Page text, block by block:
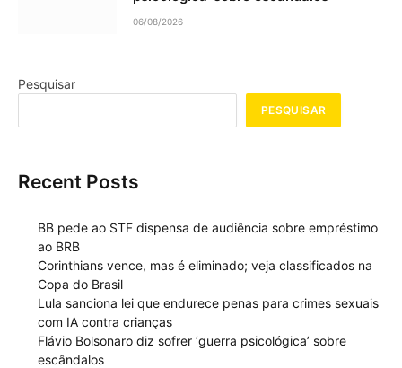
06/08/2026
Pesquisar
PESQUISAR
Recent Posts
BB pede ao STF dispensa de audiência sobre empréstimo
ao BRB
Corinthians vence, mas é eliminado; veja classificados na
Copa do Brasil
Lula sanciona lei que endurece penas para crimes sexuais
com IA contra crianças
Flávio Bolsonaro diz sofrer ‘guerra psicológica’ sobre
escândalos